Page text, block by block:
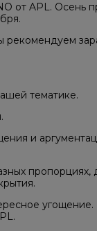
от APL. Осень
рекомендуем
тематике.
и
пропорциях,
угощение.